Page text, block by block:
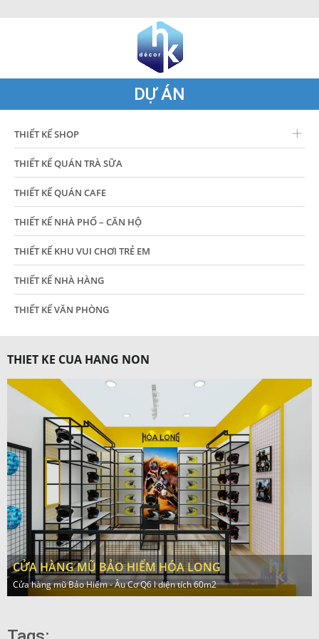
DỰ ÁN
THIẾT KẾ SHOP
THIẾT KẾ QUÁN TRÀ SỮA
THIẾT KẾ QUÁN CAFE
THIẾT KẾ NHÀ PHỐ – CĂN HỘ
THIẾT KẾ KHU VUI CHƠI TRẺ EM
THIẾT KẾ NHÀ HÀNG
THIẾT KẾ VĂN PHÒNG
THIET KE CUA HANG NON
CỬA HÀNG MŨ BẢO HIỂM HÓA LONG
Cửa hàng mũ Bảo Hiểm - Âu Cơ Q6 l diện tích 60m2